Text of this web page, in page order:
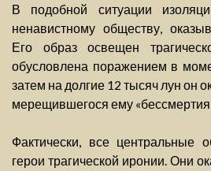
В подобной ситуации
ненавистному обществу,
Его образ освещен
обусловлена поражением в
затем на долгие 12 тысяч лун он
мерещившегося ему
Фактически, все центральные
герои трагической иронии. Они